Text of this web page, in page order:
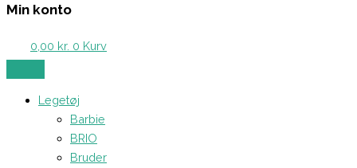
Min konto
0,00 kr. 0 Kurv
Legetøj
Barbie
BRIO
Bruder